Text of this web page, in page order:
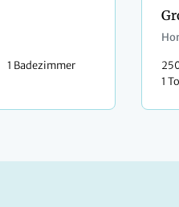
1 Badezimmer
1